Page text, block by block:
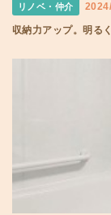
リノベ・仲介
収納力アップ。明る